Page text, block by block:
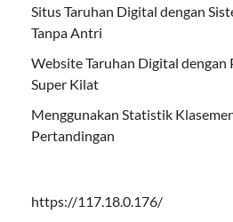
Situs Taruhan Digital dengan
Tanpa Antri
Website Taruhan Digital dengan
Super Kilat
Menggunakan Statistik
Pertandingan
https://117.18.0.176/